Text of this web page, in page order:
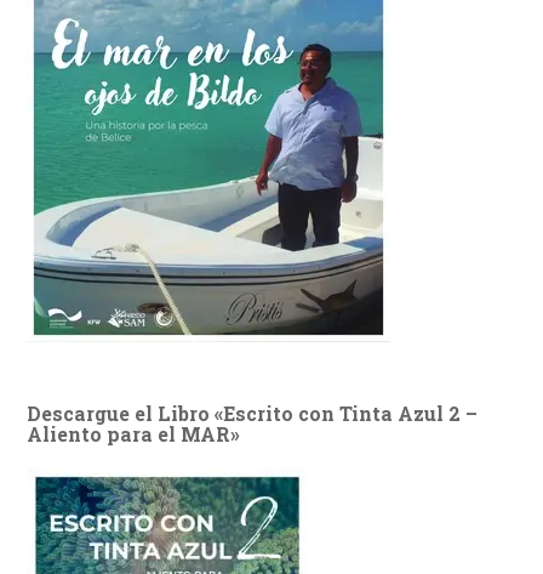
Descargue el Libro «Escrito con Tinta Azul 2 –
Aliento para el MAR»